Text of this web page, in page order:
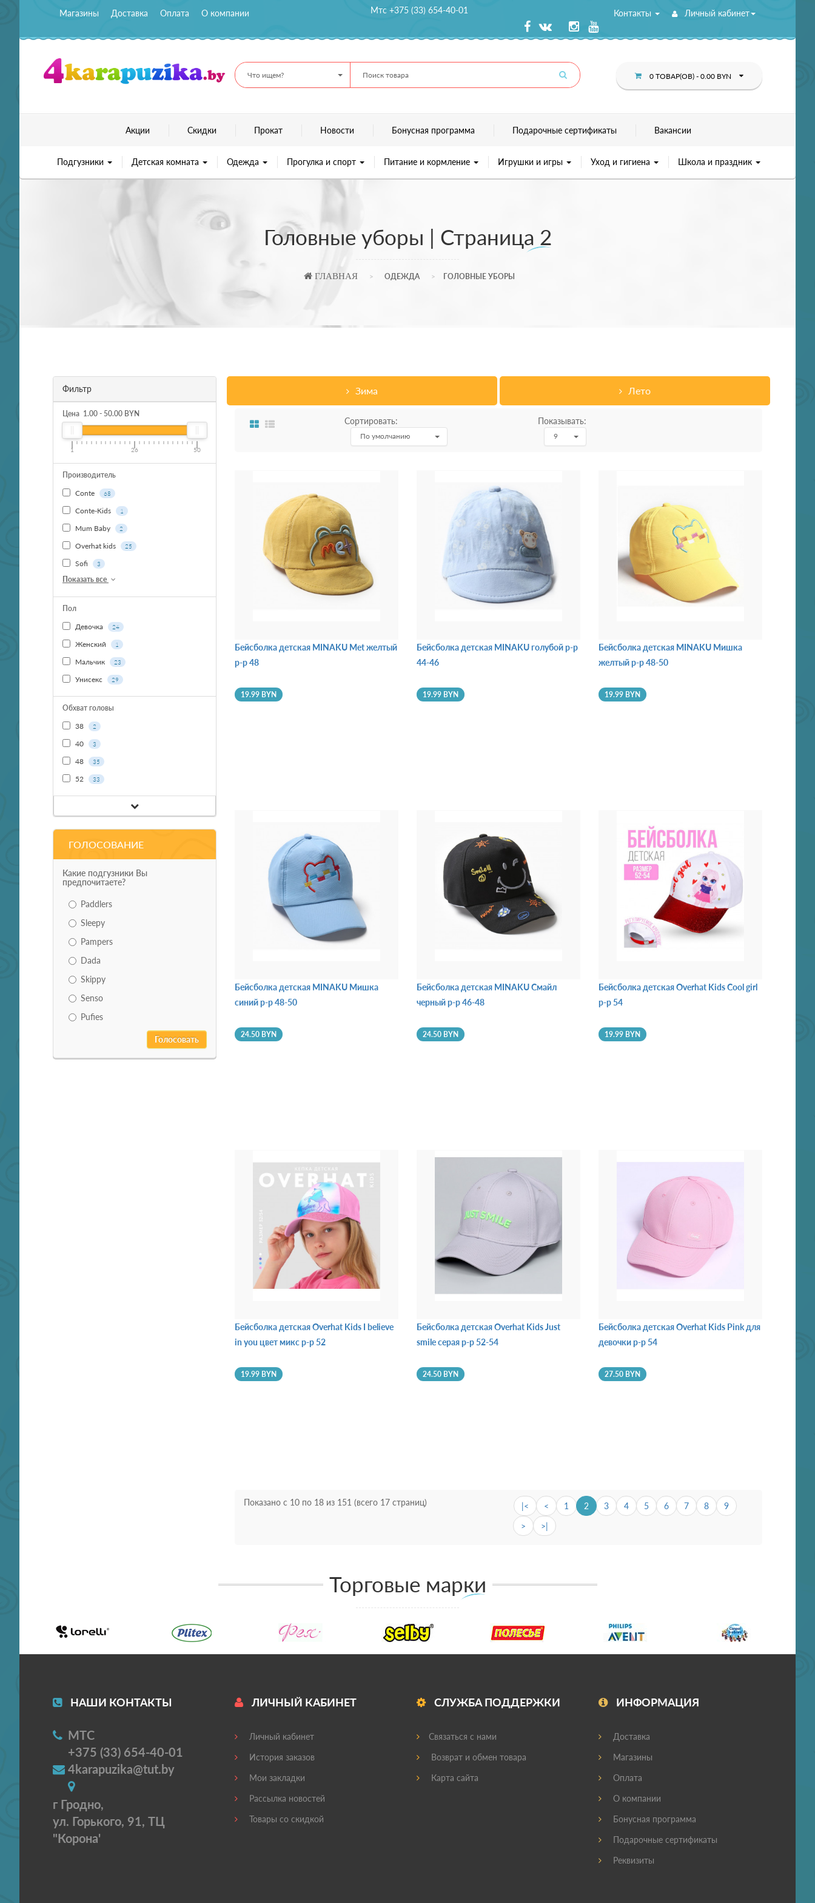
Магазины Доставка Оплата О компании Мтс +375 (33) 654-40-01 Контакты Личный кабинет
Что ищем? 0 ТОВАР(ОВ) - 0.00 BYN
Акции Скидки Прокат Новости Бонусная программа Подарочные сертификаты Вакансии
Подгузники Детская комната Одежда Прогулка и спорт Питание и кормление Игрушки и игры Уход и гигиена Школа и праздник
Головные уборы | Страница 2
ГЛАВНАЯ ОДЕЖДА ГОЛОВНЫЕ УБОРЫ
Фильтр
Цена 1.00 - 50.00 BYN
1 26 50
Производитель
Conte
68
Conte-Kids 1
Mum Baby 2
Overhat kids 25
Sofi 3
Показать все
Пол
Девочка
24
Женский 1
Мальчик 23
Унисекс 29
Обхват головы
38
2
40 3
48 35
52 33
ГОЛОСОВАНИЕ
Какие подгузники Вы
предпочитаете?
Paddlers
Sleepy
Pampers
Dada
Skippy
Senso
Pufies
Зима Лето
Сортировать:
По умолчанию
Показывать:
9
Бейсболка детская MINAKU Met желтый
р-р 48
19.99 BYN
Бейсболка детская MINAKU голубой р-р
44-46
19.99 BYN
Бейсболка детская MINAKU Мишка
желтый р-р 48-50
19.99 BYN
Бейсболка детская MINAKU Мишка
синий р-р 48-50
24.50 BYN
Бейсболка детская MINAKU Смайл
черный р-р 46-48
24.50 BYN
Бейсболка детская Overhat Kids Cool girl
р-р 54
19.99 BYN
Бейсболка детская Overhat Kids I believe
in you цвет микс р-р 52
19.99 BYN
Бейсболка детская Overhat Kids Just
smile серая р-р 52-54
24.50 BYN
Бейсболка детская Overhat Kids Pink для
девочки р-р 54
27.50 BYN
Показано с 10 по 18 из 151 (всего 17 страниц) |< < 1 2 3 4 5 6 7 8
9
>
>|
Торговые марки
НАШИ КОНТАКТЫ
МТС
+375 (33) 654-40-01
4karapuzika@tut.by
г Гродно,
ул. Горького, 91, ТЦ
"Корона'
ЛИЧНЫЙ КАБИНЕТ
Личный кабинет
История заказов
Мои закладки
Рассылка новостей
Товары со скидкой
СЛУЖБА ПОДДЕРЖКИ
Связаться с нами
Возврат и обмен товара
Карта сайта
ИНФОРМАЦИЯ
Доставка
Магазины
Оплата
О компании
Бонусная программа
Подарочные сертификаты
Реквизиты